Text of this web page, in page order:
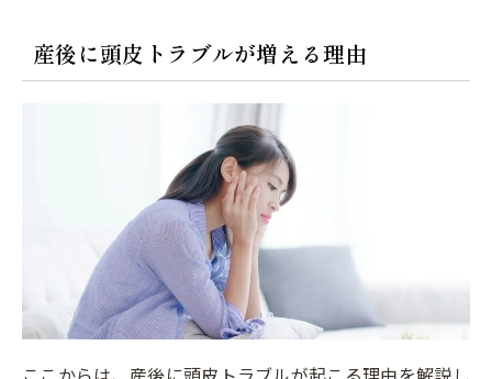
産後に頭皮トラブルが増える理由